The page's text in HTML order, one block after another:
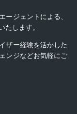
ージェントによる、
たします。
ザー経験を活かした
ンジなどお気軽にご